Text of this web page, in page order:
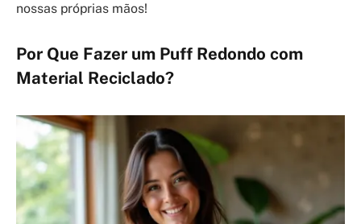
nossas próprias mãos!
Por Que Fazer um Puff Redondo com
Material Reciclado?